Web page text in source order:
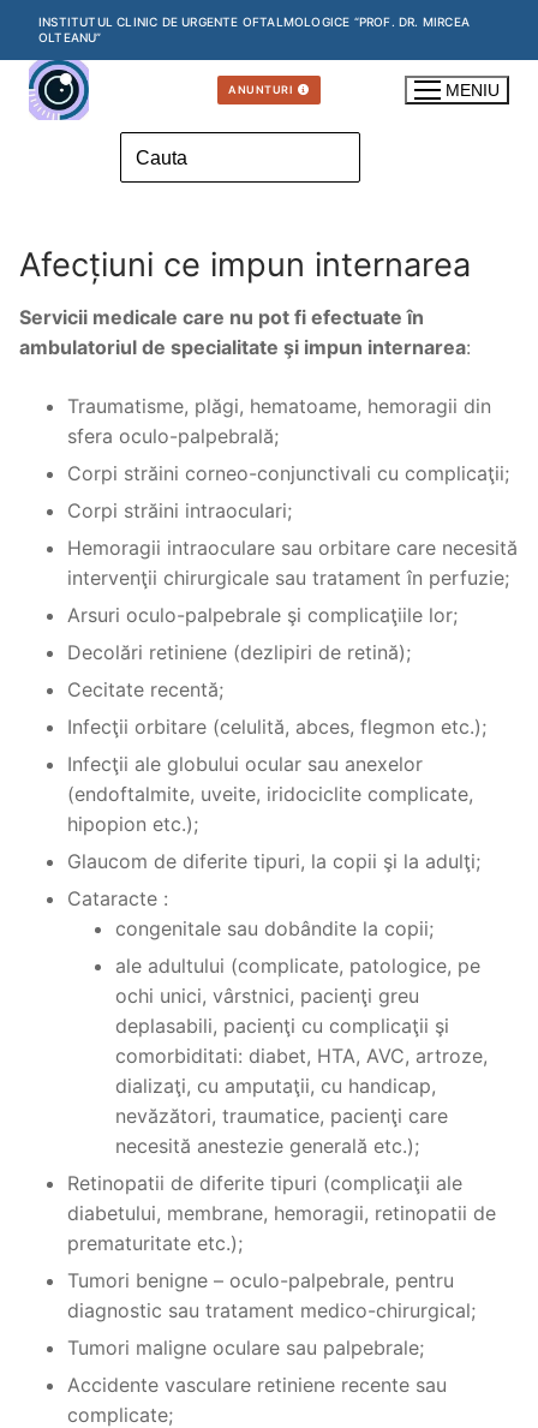
content
INSTITUTUL CLINIC DE URGENTE OFTALMOLOGICE “PROF. DR. MIRCEA
OLTEANU”
ANUNTURI MENIU
Search
for:
Afecțiuni ce impun internarea
Servicii medicale care nu pot fi efectuate în
ambulatoriul de specialitate şi impun internarea:
Traumatisme, plăgi, hematoame, hemoragii din
sfera oculo-palpebrală;
Corpi străini corneo-conjunctivali cu complicaţii;
Corpi străini intraoculari;
Hemoragii intraoculare sau orbitare care necesită
intervenţii chirurgicale sau tratament în perfuzie;
Arsuri oculo-palpebrale şi complicaţiile lor;
Decolări retiniene (dezlipiri de retină);
Cecitate recentă;
Infecţii orbitare (celulită, abces, flegmon etc.);
Infecţii ale globului ocular sau anexelor
(endoftalmite, uveite, iridociclite complicate,
hipopion etc.);
Glaucom de diferite tipuri, la copii şi la adulţi;
Cataracte :
congenitale sau dobândite la copii;
ale adultului (complicate, patologice, pe
ochi unici, vârstnici, pacienţi greu
deplasabili, pacienţi cu complicaţii şi
comorbiditati: diabet, HTA, AVC, artroze,
dializaţi, cu amputaţii, cu handicap,
nevăzători, traumatice, pacienţi care
necesită anestezie generală etc.);
Retinopatii de diferite tipuri (complicaţii ale
diabetului, membrane, hemoragii, retinopatii de
prematuritate etc.);
Tumori benigne – oculo-palpebrale, pentru
diagnostic sau tratament medico-chirurgical;
Tumori maligne oculare sau palpebrale;
Accidente vasculare retiniene recente sau
complicate;